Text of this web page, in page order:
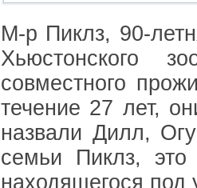
М-р Пиклз, 90-
Хьюстонского
совместного
течение 27 лет,
назвали Дилл,
семьи Пиклз,
находящегося под